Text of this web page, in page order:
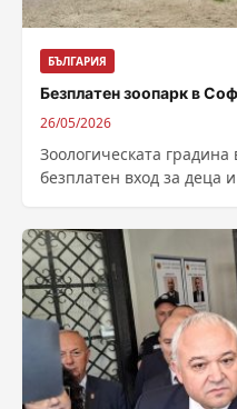
БЪЛГАРИЯ
Безплатен зоопарк в
26/05/2026
Зоологическата
безплатен вход за деца